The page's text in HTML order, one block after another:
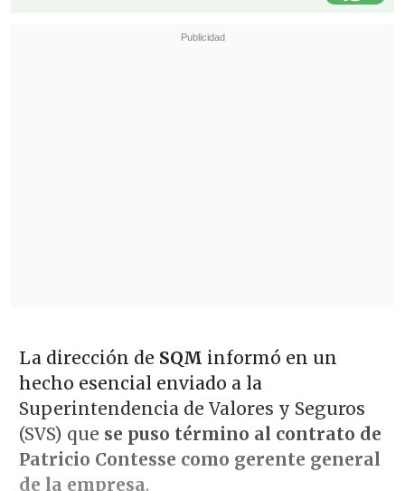
La dirección de SQM informó en un
hecho esencial enviado a la
Superintendencia de Valores y Seguros
(SVS) que se puso término al contrato de
Patricio Contesse como gerente general
de la empresa.